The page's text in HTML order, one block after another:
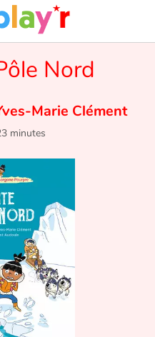
Nord
Marie Clément
minutes